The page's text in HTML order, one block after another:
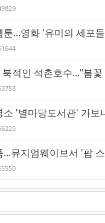
...영화 '유미의 세포
적인 석촌호수..."봄
'별마당도서관' 가보
뮤지엄웨이브서 '팝